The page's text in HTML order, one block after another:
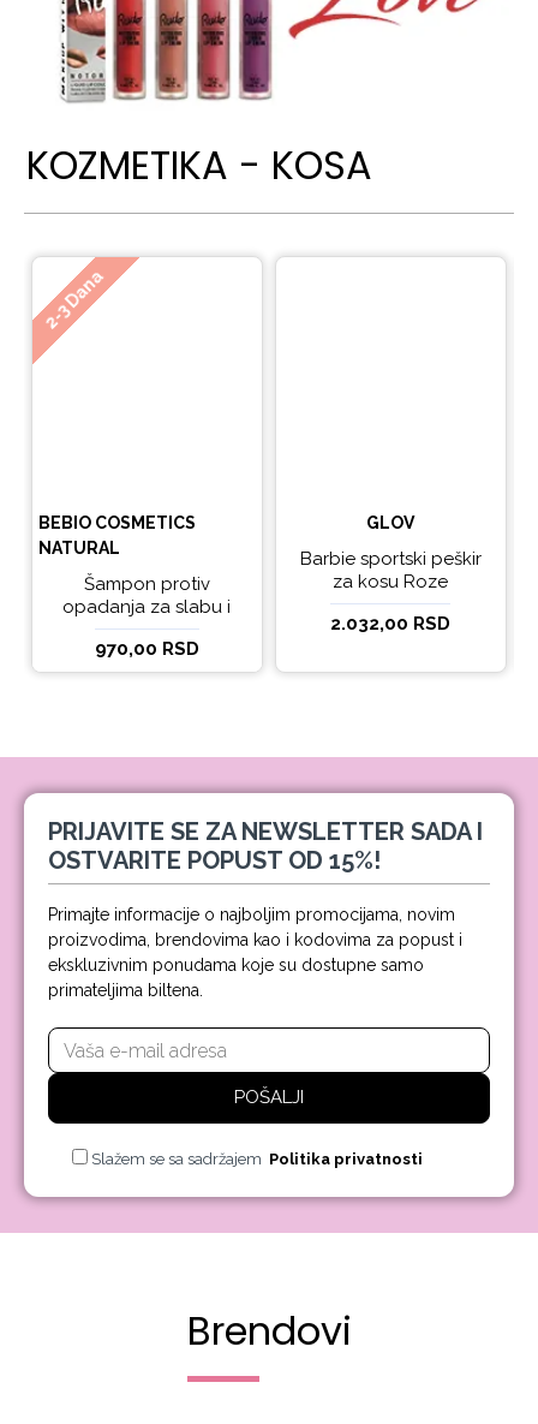
KOZMETIKA - KOSA
2-3 Dana
BEBIO COSMETICS
NATURAL
Šampon protiv
opadanja za slabu i
tanku kosu beBio
natural 300ml
970,00 RSD
GLOV
Barbie sportski peškir
za kosu Roze
2.032,00 RSD
PRIJAVITE SE ZA NEWSLETTER SADA I
OSTVARITE POPUST OD 15%!
Primajte informacije o najboljim promocijama, novim
proizvodima, brendovima kao i kodovima za popust i
ekskluzivnim ponudama koje su dostupne samo
primateljima biltena.
POŠALJI
Slažem se sa sadržajem Politika privatnosti
Brendovi